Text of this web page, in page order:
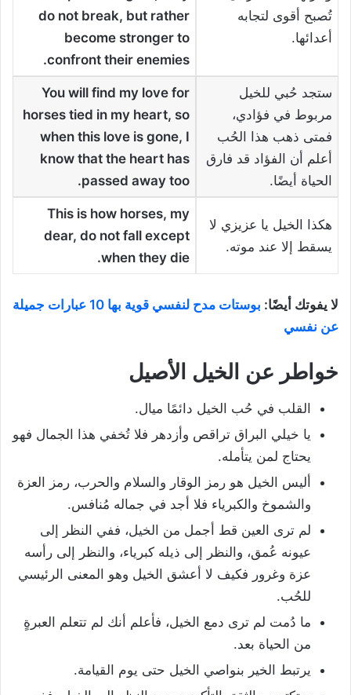
تُصبح أقوى لتجابه
أعدائها.
do not break, but rather
become stronger to
confront their enemies
.
ستجد حُبي للخيل
مربوط في فؤادي،
فمتى ذهب هذا الحُب
أعلم أن الفؤاد قد فارق
الحياة أيضًا.
You will find my love for
horses tied in my heart, so
when this love is gone, I
know that the heart has
passed away too
.
هكذا الخيل يا عزيزي لا
يسقط إلا عند موته.
This is how horses, my
dear, do not fall except
when they die
.
لا يفوتك أيضًا:
بوستات مدح لنفسي قوية بها 10 عبارات جميلة
عن نفسي
خواطر عن الخيل الأصيل
القلب في حُب الخيل دائمًا ميال.
يا خيلي البراق تراقص وأزدهر فلا تُخفي هذا الجمال فهو
يحتاج لمن يتأمله.
أليس الخيل هو رمز الوقار والسلام والحرب، رمز العزة
والشموخ والكبرياء فلا أجد في جماله مُنافس.
لم ترى العين قط أجمل من الخيل، ففي النظر إلى
عيونه عُمق، والنظر إلى ذيله كبرياء، والنظر إلى رأسه
عزة وغرور فكيف لا أعشق الخيل وهو المعنى الرئيسي
للحُب.
ما دُمت لم ترى دمع الخيل، فأعلم أنك لم تتعلم العبرةٍ
من الحياة بعد.
يرتبط الخير بنواصي الخيل حتى يوم القيامة.